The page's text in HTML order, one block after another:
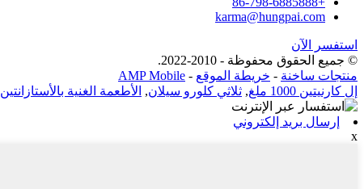
karma@hungpai.com
استفسر الآن
© جميع الحقوق محفوظة - 2010-2022.
منتجات ساخنة - خريطة الموقع -
AMP Mobile
إل كارنيتين 1000 ملغ
, ثلاثي كلورو سيلان, الأطعمة الغنية بالأستازانتين
إرسال بريد إلكتروني
x